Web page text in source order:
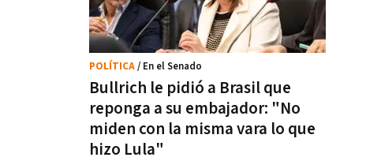
Bullrich le pidió a Brasil que
reponga a su embajador: "No
miden con la misma vara lo que
hizo Lula"
POLÍTICA/ En el Senado